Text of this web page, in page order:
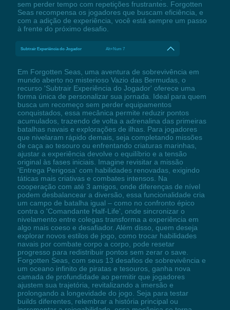
sem perder tempo com repetições frustrantes. Forgotten
Seas recompensa os jogadores que buscam eficiência, e
com a adição de experiência, você está sempre um passo
à frente do próximo desafio.
Subtrair Experiência do Jogador Alt+Num 7
Em Forgotten Seas, uma aventura de sobrevivência em
mundo aberto no misterioso Vazio das Bermudas, o
recurso 'Subtrair Experiência do Jogador' oferece uma
forma única de personalizar sua jornada. Ideal para quem
busca um recomeço sem perder equipamentos
conquistados, essa mecânica permite reduzir pontos
acumulados, trazendo de volta a adrenalina das primeiras
batalhas navais e explorações de ilhas. Para jogadores
que nivelaram rápido demais, seja completando missões
de caça ao tesouro ou enfrentando criaturas marinhas,
ajustar a experiência devolve o equilíbrio e a tensão
original às fases iniciais. Imagine revisitar a missão
'Entrega Perigosa' com habilidades renovadas, exigindo
táticas mais criativas e combates intensos. Na
cooperação com até 3 amigos, onde diferenças de nível
podem desbalancear a diversão, essa funcionalidade cria
um campo de batalha igual – como no confronto épico
contra o 'Comandante Half-Life', onde sincronizar o
nivelamento entre colegas transforma a experiência em
algo mais coeso e desafiador. Além disso, quem deseja
explorar novos estilos de jogo, como trocar habilidades
navais por combate corpo a corpo, pode resetar
progresso para redistribuir pontos sem zerar o save.
Forgotten Seas, com seus 13 desafios de sobrevivência e
um oceano infinito de piratas e tesouros, ganha nova
camada de profundidade ao permitir que jogadores
ajustem sua trajetória, revitalizando a imersão e
prolongando a longevidade do jogo. Seja para testar
builds diferentes, relembrar a história principal ou